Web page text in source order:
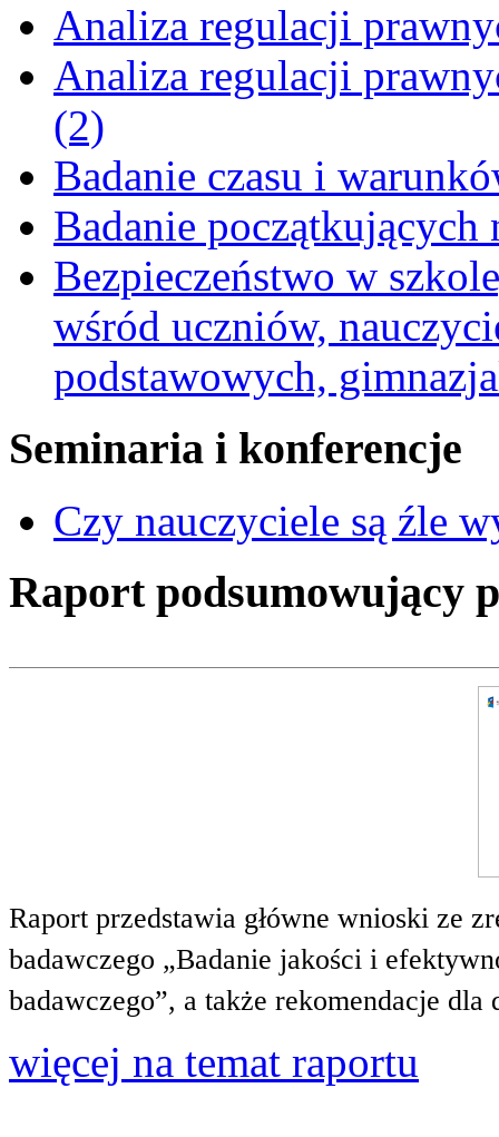
Analiza regulacji
Analiza regulacji
(2)
Badanie czasu i
Badanie początkujących
Bezpieczeństwo w
wśród uczniów,
podstawowych,
Seminaria i konferencje
Czy nauczyciele są źle
Raport podsumowujący
Raport przedstawia główne wnioski ze
badawczego „Badanie jakości i
badawczego”, a także rekomendacje
więcej na temat raportu